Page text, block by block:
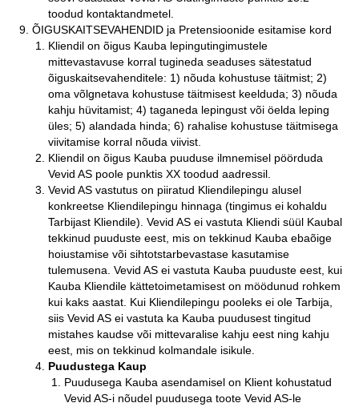
toodud kontaktandmetel.
ÕIGUSKAITSEVAHENDID ja Pretensioonide esitamise kord
Kliendil on õigus Kauba lepingutingimustele
mittevastavuse korral tugineda seaduses sätestatud
õiguskaitsevahenditele: 1) nõuda kohustuse täitmist; 2)
oma võlgnetava kohustuse täitmisest keelduda; 3) nõuda
kahju hüvitamist; 4) taganeda lepingust või öelda leping
üles; 5) alandada hinda; 6) rahalise kohustuse täitmisega
viivitamise korral nõuda viivist.
Kliendil on õigus Kauba puuduse ilmnemisel pöörduda
Vevid AS poole punktis XX toodud aadressil.
Vevid AS vastutus on piiratud Kliendilepingu alusel
konkreetse Kliendilepingu hinnaga (tingimus ei kohaldu
Tarbijast Kliendile). Vevid AS ei vastuta Kliendi süül Kaubal
tekkinud puuduste eest, mis on tekkinud Kauba ebaõige
hoiustamise või sihtotstarbevastase kasutamise
tulemusena. Vevid AS ei vastuta Kauba puuduste eest, kui
Kauba Kliendile kättetoimetamisest on möödunud rohkem
kui kaks aastat. Kui Kliendilepingu pooleks ei ole Tarbija,
siis Vevid AS ei vastuta ka Kauba puudusest tingitud
mistahes kaudse või mittevaralise kahju eest ning kahju
eest, mis on tekkinud kolmandale isikule.
Puudustega Kaup
Puudusega Kauba asendamisel on Klient kohustatud
Vevid AS-i nõudel puudusega toote Vevid AS-le